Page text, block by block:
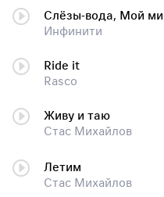
Слёзы-вода, Мой
Инфинити
Ride it
Rasco
Живу и таю
Стас Михайлов
Летим
Стас Михайлов